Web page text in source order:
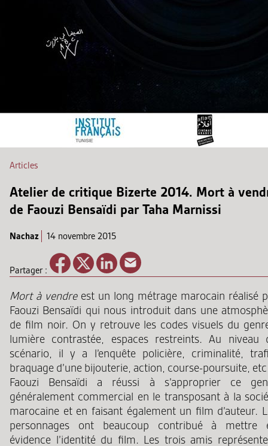
Articles
Atelier de critique Bizerte 2014. Mort à
de Faouzi Bensaïdi par Taha Marnissi
Nachaz 14 novembre 2015
Partager :
Mort à vendreest un long métrage marocain réalisé
Faouzi Bensaïdi qui nous introduit dans une
de film noir. On y retrouve les codes visuels du
lumière contrastée, espaces restreints. Au niveau
scénario, il y a l’enquête policière, criminalité,
braquage d’une bijouterie, action, course-poursuite,
Faouzi Bensaïdi a réussi à s’approprier ce
généralement commercial en le transposant à la
marocaine et en faisant également un film d’auteur.
personnages ont beaucoup contribué à mettre
évidence l’identité du film. Les trois amis